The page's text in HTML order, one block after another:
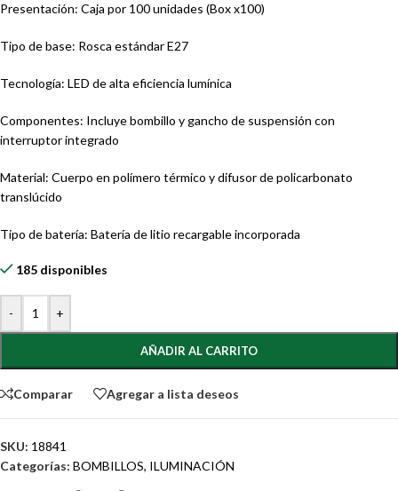
Presentación: Caja por 100 unidades (Box x100)
Tipo de base: Rosca estándar E27
Tecnología: LED de alta eficiencia lumínica
Componentes: Incluye bombillo y gancho de suspensión con
interruptor integrado
Material: Cuerpo en polímero térmico y difusor de policarbonato
translúcido
Tipo de batería: Batería de litio recargable incorporada
185 disponibles
- +
AÑADIR AL CARRITO
Comparar Agregar a lista deseos
SKU: 18841
Categorías: BOMBILLOS, ILUMINACIÓN